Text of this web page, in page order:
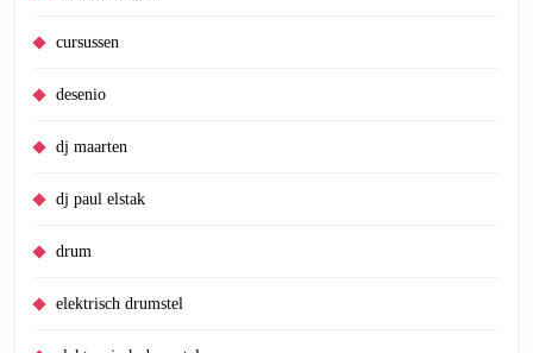
cursussen
desenio
dj maarten
dj paul elstak
drum
elektrisch drumstel